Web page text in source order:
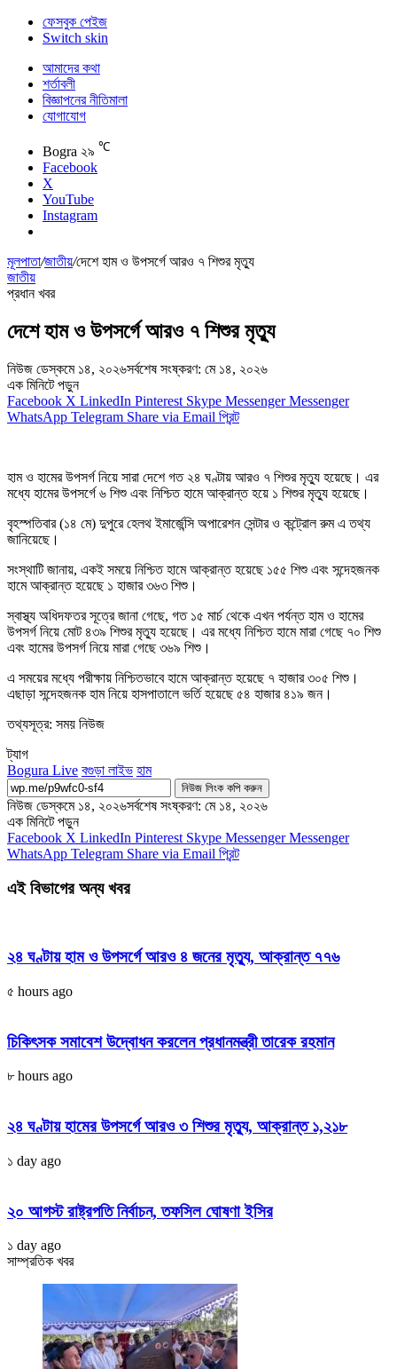
ফেসবুক পেইজ
Switch skin
আমাদের কথা
শর্তাবলী
বিজ্ঞাপনের নীতিমালা
যোগাযোগ
Bogra ২৯ ℃
Facebook
X
YouTube
Instagram
মূলপাতা/জাতীয়/দেশে হাম ও উপসর্গে আরও ৭ শিশুর মৃত্যু
জাতীয়
প্রধান খবর
দেশে হাম ও উপসর্গে আরও ৭ শিশুর মৃত্যু
নিউজ ডেস্কমে ১৪, ২০২৬সর্বশেষ সংষ্করণ: মে ১৪, ২০২৬
এক মিনিটে পড়ুন
Facebook X LinkedIn Pinterest Skype Messenger Messenger
WhatsApp Telegram Share via Email প্রিন্ট
হাম ও হামের উপসর্গ নিয়ে সারা দেশে গত ২৪ ঘণ্টায় আরও ৭ শিশুর মৃত্যু হয়েছে। এর
মধ্যে হামের উপসর্গে ৬ শিশু এবং নিশ্চিত হামে আক্রান্ত হয়ে ১ শিশুর মৃত্যু হয়েছে।
বৃহস্পতিবার (১৪ মে) দুপুরে হেলথ ইমার্জেন্সি অপারেশন সেন্টার ও কন্ট্রোল রুম এ তথ্য
জানিয়েছে।
সংস্থাটি জানায়, একই সময়ে নিশ্চিত হামে আক্রান্ত হয়েছে ১৫৫ শিশু এবং সন্দেহজনক
হামে আক্রান্ত হয়েছে ১ হাজার ৩৬৩ শিশু।
স্বাস্থ্য অধিদফতর সূত্রে জানা গেছে, গত ১৫ মার্চ থেকে এখন পর্যন্ত হাম ও হামের
উপসর্গ নিয়ে মোট ৪৩৯ শিশুর মৃত্যু হয়েছে। এর মধ্যে নিশ্চিত হামে মারা গেছে ৭০ শিশু
এবং হামের উপসর্গ নিয়ে মারা গেছে ৩৬৯ শিশু।
এ সময়ের মধ্যে পরীক্ষায় নিশ্চিতভাবে হামে আক্রান্ত হয়েছে ৭ হাজার ৩০৫ শিশু।
এছাড়া সন্দেহজনক হাম নিয়ে হাসপাতালে ভর্তি হয়েছে ৫৪ হাজার ৪১৯ জন।
তথ্যসূত্র: সময় নিউজ
ট্যাগ
Bogura Live বগুড়া লাইভ হাম
নিউজ লিংক কপি করুন
নিউজ ডেস্কমে ১৪, ২০২৬সর্বশেষ সংষ্করণ: মে ১৪, ২০২৬
এক মিনিটে পড়ুন
Facebook X LinkedIn Pinterest Skype Messenger Messenger
WhatsApp Telegram Share via Email প্রিন্ট
এই বিভাগের অন্য খবর
২৪ ঘণ্টায় হাম ও উপসর্গে আরও ৪ জনের মৃত্যু, আক্রান্ত ৭৭৬
৫ hours ago
চিকিৎসক সমাবেশ উদ্বোধন করলেন প্রধানমন্ত্রী তারেক রহমান
৮ hours ago
২৪ ঘণ্টায় হামের উপসর্গে আরও ৩ শিশুর মৃত্যু, আক্রান্ত ১,২১৮
১ day ago
২০ আগস্ট রাষ্ট্রপতি নির্বাচন, তফসিল ঘোষণা ইসির
১ day ago
সাম্প্রতিক খবর